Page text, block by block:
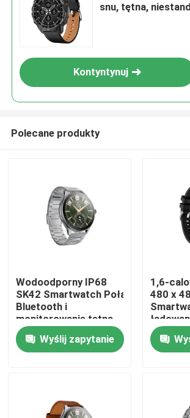
Dom
Filmy
snu, tętna,
funkcją
w metrze, funkcja
Kontyntynuj
Polecane produkty
Wodoodporny IP68
SK42 Smartwatch Połączenia
Bluetooth i
monitorowanie tętna
Tlen we krwi
Wyślij zapytanie
1,6-
480 x
braku